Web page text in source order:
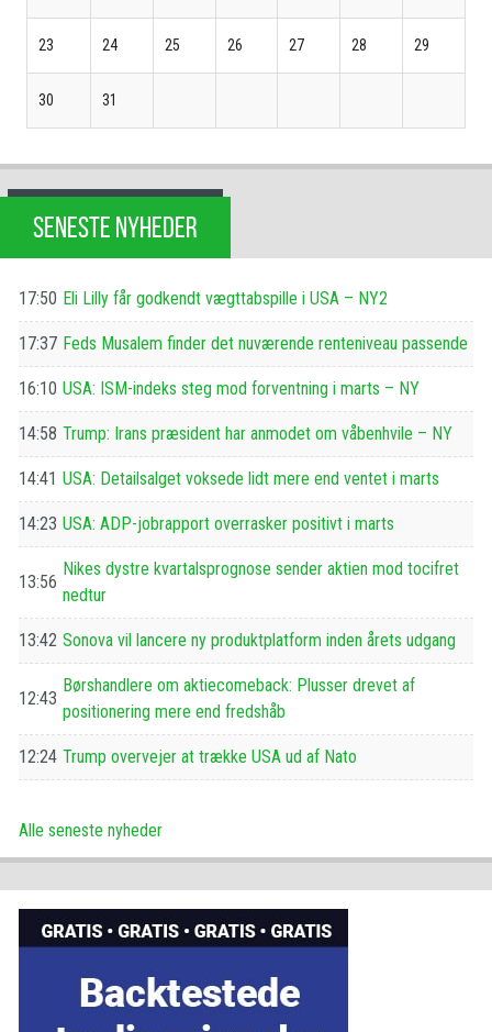
23 24 25 26 27 28 29
30 31
SENESTE NYHEDER
17:50 Eli Lilly får godkendt vægttabspille i USA – NY2
17:37 Feds Musalem finder det nuværende renteniveau passende
16:10 USA: ISM-indeks steg mod forventning i marts – NY
14:58 Trump: Irans præsident har anmodet om våbenhvile – NY
14:41 USA: Detailsalget voksede lidt mere end ventet i marts
14:23 USA: ADP-jobrapport overrasker positivt i marts
13:56
Nikes dystre kvartalsprognose sender aktien mod tocifret
nedtur
13:42 Sonova vil lancere ny produktplatform inden årets udgang
12:43
Børshandlere om aktiecomeback: Plusser drevet af
positionering mere end fredshåb
12:24 Trump overvejer at trække USA ud af Nato
Alle seneste nyheder